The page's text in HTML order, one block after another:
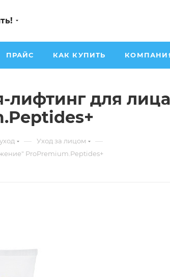
ПРАЙС КАК КУПИТЬ
лифтинг для
— Уход за лицом —
ProPremium.Peptides+